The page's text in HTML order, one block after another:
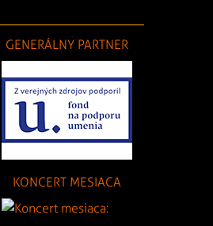
GENERÁLNY PARTNER
KONCERT MESIACA